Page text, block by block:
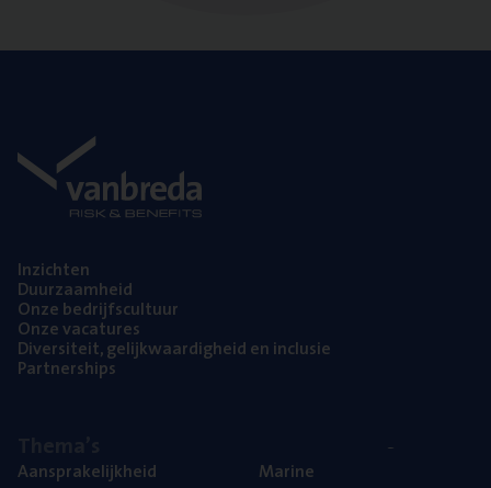
Inzich­ten
Duur­zaam­heid
Onze bedrijfs­cul­tuur
Onze vaca­tu­res
Diver­si­teit, gelijk­waar­dig­heid en inclusie
Part­ner­ships
Aan­spra­ke­lijk­heid
Mari­ne